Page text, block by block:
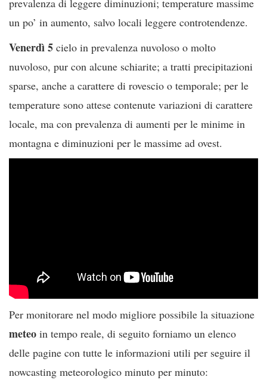
prevalenza di leggere diminuzioni; temperature massime
un po’ in aumento, salvo locali leggere controtendenze.
Venerdì 5 cielo in prevalenza nuvoloso o molto
nuvoloso, pur con alcune schiarite; a tratti precipitazioni
sparse, anche a carattere di rovescio o temporale; per le
temperature sono attese contenute variazioni di carattere
locale, ma con prevalenza di aumenti per le minime in
montagna e diminuzioni per le massime ad ovest.
Per monitorare nel modo migliore possibile la situazione
meteo in tempo reale, di seguito forniamo un elenco
delle pagine con tutte le informazioni utili per seguire il
nowcasting meteorologico minuto per minuto: